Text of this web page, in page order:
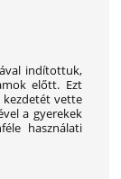
indítottuk,
előtt. Ezt
vette
a gyerekek
használati